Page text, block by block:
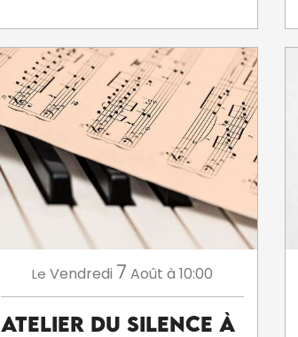
Le Vendredi 7 Août à 10:00
Atelier du silence à